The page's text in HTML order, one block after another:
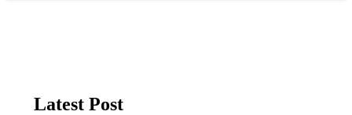
Latest Post